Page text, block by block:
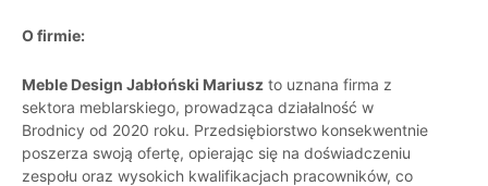
O firmie:
Meble Design Jabłoński Mariusz to uznana firma z
sektora meblarskiego, prowadząca działalność w
Brodnicy od 2020 roku. Przedsiębiorstwo konsekwentnie
poszerza swoją ofertę, opierając się na doświadczeniu
zespołu oraz wysokich kwalifikacjach pracowników, co